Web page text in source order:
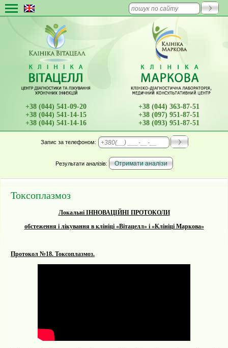
+38 (044) 541-09-20
+38 (044) 541-14-15
+38 (044) 541-14-16
+38 (044) 363-87-51
+38 (097) 951-87-51
+38 (093) 951-87-51
Запис за телефоном:
Результати аналізів:
Токсоплазмоз
Локальні ІННОВАЦІЙНІ ПРОТОКОЛИ
обстеження і лікування в клініці «Вітацелл» і «Клініці Маркова»
Протокол №18. Токсоплазмоз.